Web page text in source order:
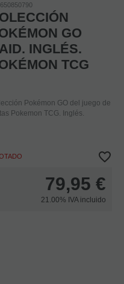
GO
INGLÉS.
TCG
Pokémon GO del juego de
Pokemon TCG. Inglés.
79,95 €
21.00% IVA incluido